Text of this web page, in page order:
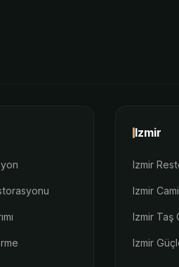
Izmir
Izmir
Izmir
Izmir Taş
Izmir